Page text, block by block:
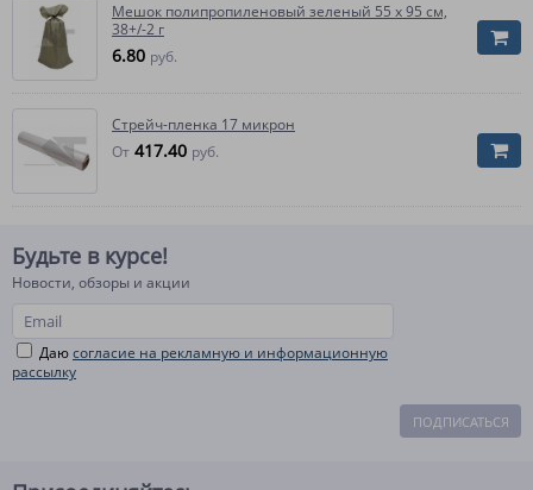
Мешок полипропиленовый зеленый 55 x 95 см,
38+/-2 г
6.80 руб.
Стрейч-пленка 17 микрон
От 417.40 руб.
Будьте в курсе!
Новости, обзоры и акции
Даюсогласие на рекламную и информационную
рассылку
ПОДПИСАТЬСЯ